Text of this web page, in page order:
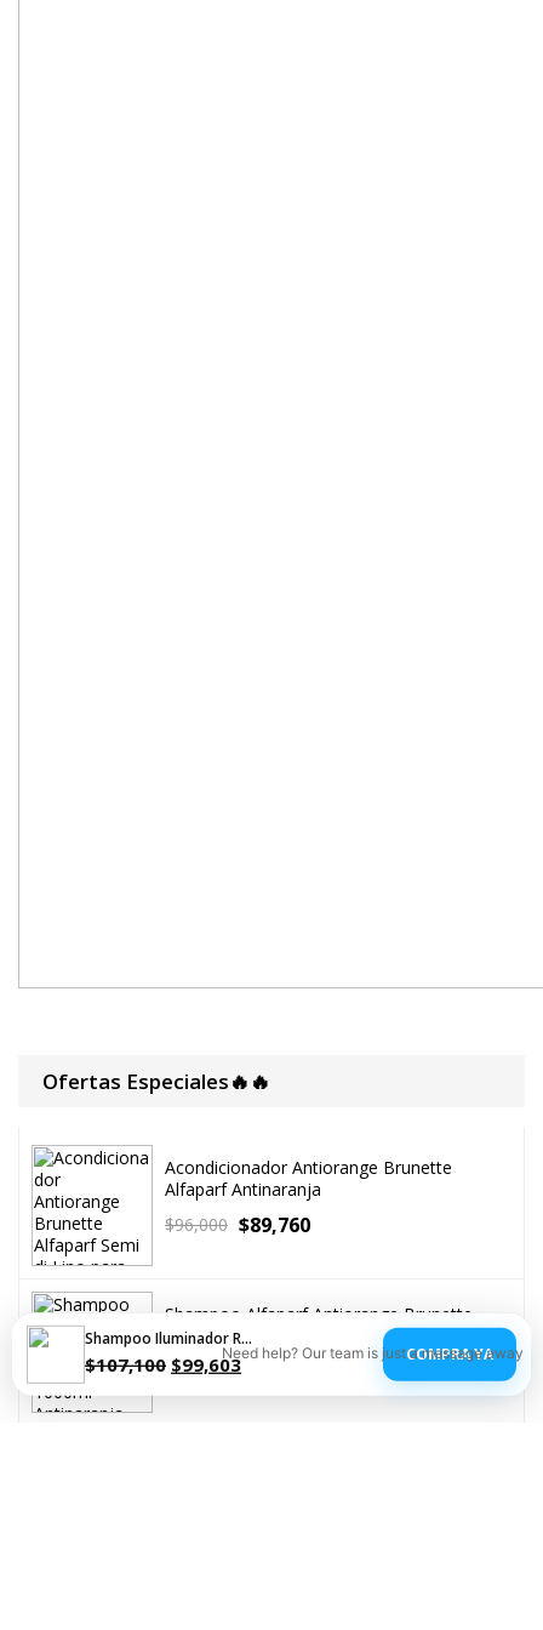
Ofertas Especiales🔥🔥
Acondicionador Antiorange Brunette
Alfaparf Antinaranja
$96,000 $89,760
Shampoo Iluminador Reparador Blondme
$107,100 $99,603 COMPRA YA
Need help? Our team is just a message away